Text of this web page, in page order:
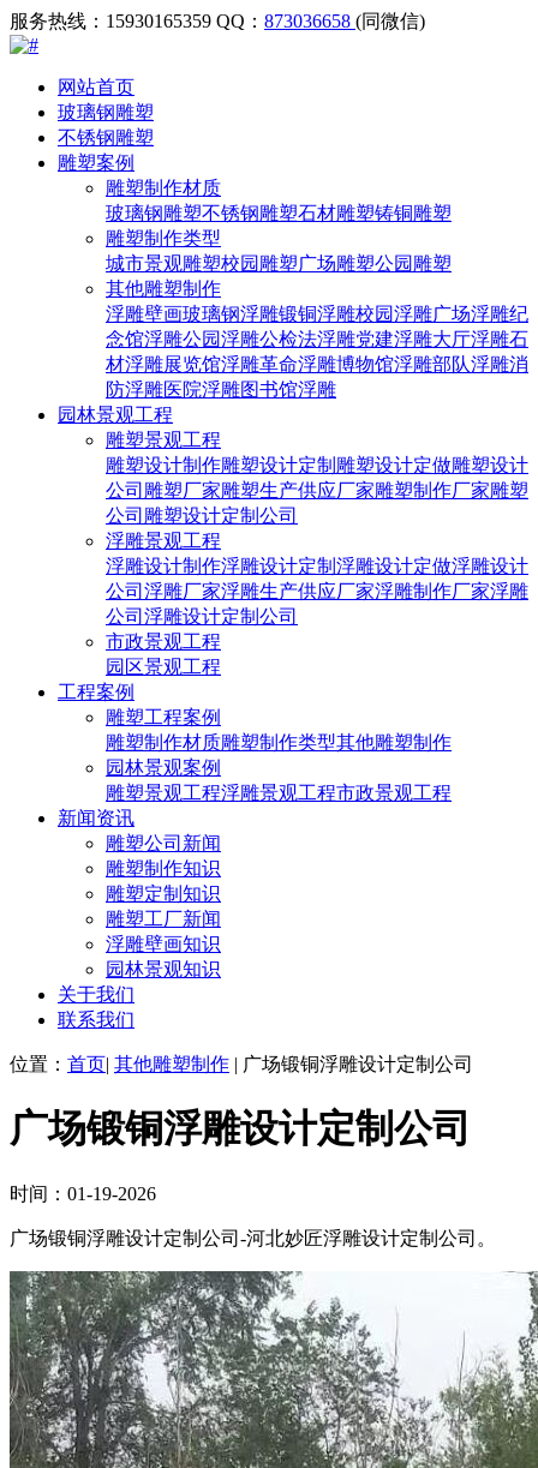
服务热线：15930165359 QQ： 873036658 (同微信)
网站首页
玻璃钢雕塑
不锈钢雕塑
雕塑案例
雕塑制作材质
玻璃钢雕塑不锈钢雕塑石材雕塑铸铜雕塑
雕塑制作类型
城市景观雕塑校园雕塑广场雕塑公园雕塑
其他雕塑制作
浮雕壁画玻璃钢浮雕锻铜浮雕校园浮雕广场浮雕纪
念馆浮雕公园浮雕公检法浮雕党建浮雕大厅浮雕石
材浮雕展览馆浮雕革命浮雕博物馆浮雕部队浮雕消
防浮雕医院浮雕图书馆浮雕
园林景观工程
雕塑景观工程
雕塑设计制作雕塑设计定制 雕塑设计定做雕塑设计
公司 雕塑厂家雕塑生产供应厂家雕塑制作厂家雕塑
公司 雕塑设计定制公司
浮雕景观工程
浮雕设计制作浮雕设计定制 浮雕设计定做浮雕设计
公司 浮雕厂家浮雕生产供应厂家浮雕制作厂家浮雕
公司 浮雕设计定制公司
市政景观工程
园区景观工程
工程案例
雕塑工程案例
雕塑制作材质雕塑制作类型其他雕塑制作
园林景观案例
雕塑景观工程浮雕景观工程市政景观工程
新闻资讯
雕塑公司新闻
雕塑制作知识
雕塑定制知识
雕塑工厂新闻
浮雕壁画知识
园林景观知识
关于我们
联系我们
位置： 首页| 其他雕塑制作 | 广场锻铜浮雕设计定制公司
广场锻铜浮雕设计定制公司
时间：01-19-2026
广场锻铜浮雕设计定制公司-河北妙匠浮雕设计定制公司。